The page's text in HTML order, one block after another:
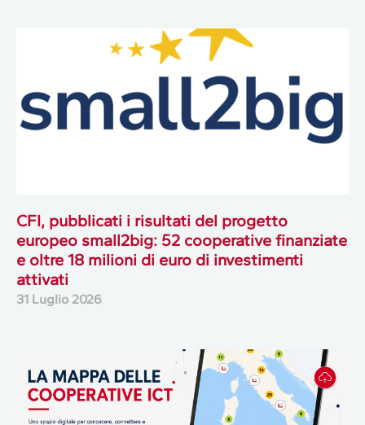
CFI, pubblicati i risultati del progetto
europeo small2big: 52 cooperative finanziate
e oltre 18 milioni di euro di investimenti
attivati
31 Luglio 2026